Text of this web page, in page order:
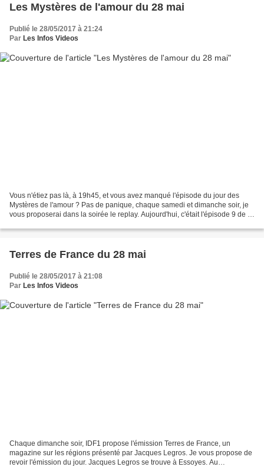
Les Mystères de l'amour du 28 mai
Publié le 28/05/2017 à 21:24
Par Les Infos Videos
Vous n'étiez pas là, à 19h45, et vous avez manqué l'épisode du jour des
Mystères de l'amour ? Pas de panique, chaque samedi et dimanche soir, je
vous proposerai dans la soirée le replay. Aujourd'hui, c'était l'épisode 9 de la
Terres de France du 28 mai
Publié le 28/05/2017 à 21:08
Par Les Infos Videos
Chaque dimanche soir, IDF1 propose l'émission Terres de France, un
magazine sur les régions présenté par Jacques Legros. Je vous propose de
revoir l'émission du jour. Jacques Legros se trouve à Essoyes. Au